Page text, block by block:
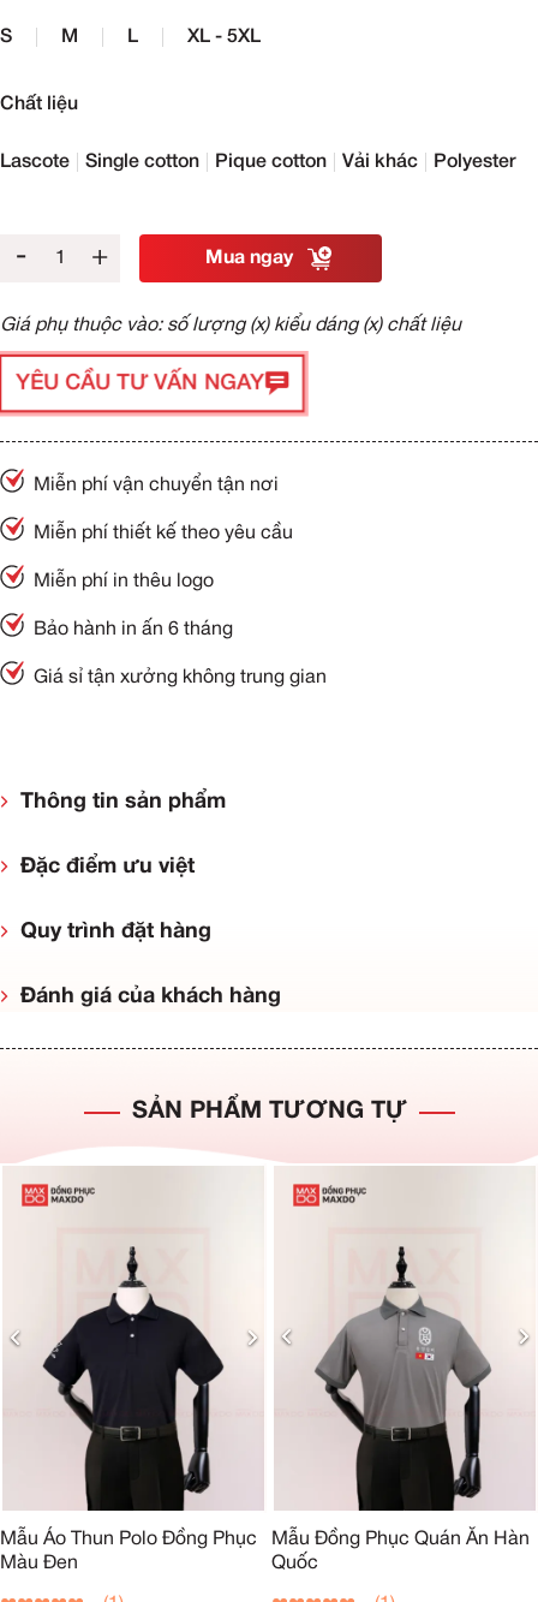
S M L XL - 5XL
Chất liệu
Lascote Single cotton Pique cotton Vải khác Polyester
- + Mua ngay
Giá phụ thuộc vào: số lượng (x) kiểu dáng (x) chất liệu
YÊU CẦU TƯ VẤN NGAY
Miễn phí vận chuyển tận nơi
Miễn phí thiết kế theo yêu cầu
Miễn phí in thêu logo
Bảo hành in ấn 6 tháng
Giá sỉ tận xưởng không trung gian
Thông tin sản phẩm
Đặc điểm ưu việt
Quy trình đặt hàng
Đánh giá của khách hàng
SẢN PHẨM TƯƠNG TỰ
Mẫu Áo Thun Polo Đồng Phục
Màu Đen
Mẫu Đồng Phục Quán Ăn Hàn
Quốc